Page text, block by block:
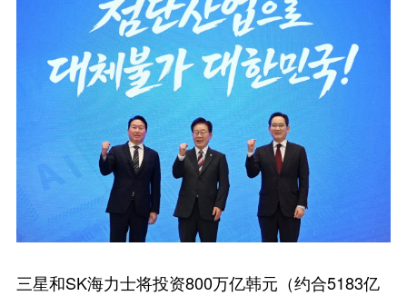
三星和SK海力士将投资800万亿韩元（约合5183亿